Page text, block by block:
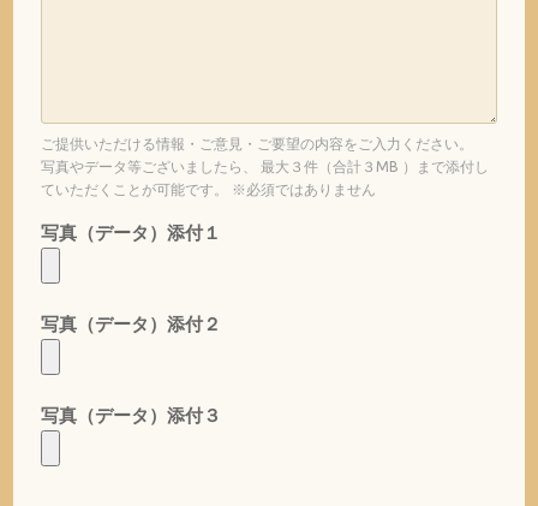
ご提供いただける情報・ご意見・ご要望の内容をご入力ください。
写真やデータ等ございましたら、 最大３件（合計３MB ）まで添付し
ていただくことが可能です。 ※必須ではありません
写真（データ）添付１
写真（データ）添付２
写真（データ）添付３